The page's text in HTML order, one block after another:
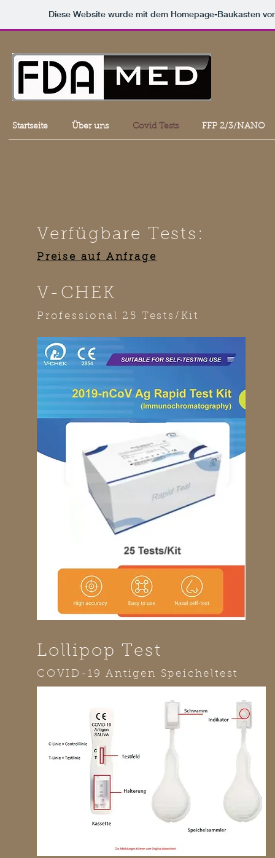
Diese Website wurde mit dem Homepage-Baukasten
Startseite Über uns Covid Tests FFP 2/3/NANO
Verfügbare Tests:
Preise auf Anfrage
V-CHEK
Professional 25 Tests/Kit
Lollipop Test
COVID-19 Antigen Speicheltest